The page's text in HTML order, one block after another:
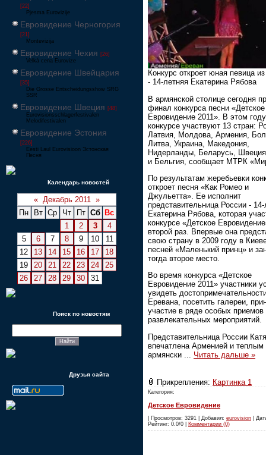
[22]
Pjesma Eurovizije
Евровидение Черногория
[21]
Montevizija
Евровидение Чехия [26]
Velká cena Eurovize
Евровидение Швейцария
[35]
Die Grosse Entscheidungsshow SRG
SSR
Евровидение Швеция [48]
Eurovisionsschlagerfestivalen
Melodifestivalen
Евровидение Эстония
[226]
Eesti Laul Eurovisioon Эстонская
Песня
Календарь новостей
« Декабрь 2011 »
Пн
Вт Ср Чт Пт Сб
Вс
1
2 3
4
5
6 7 8 9 10
11
12
13 14 15 16 17
18
19
20 21 22 23 24
25
26
27 28 29 30 31
Поиск по новостям
Друзья сайта
Конкурс откроет юная певица
- 14-летняя Екатерина Рябова
В армянской столице сегодня
финал конкурса песни «Детское
Евровидение 2011». В этом
конкурсе участвуют 13 стран:
Латвия, Молдова, Армения,
Литва, Украина, Македония,
Нидерланды, Беларусь,
и Бельгия, сообщает МТРК
По результатам жеребьевки
откроет песня «Как Ромео и
Джульетта». Ее исполнит
представительница России - 14-
Екатерина Рябова, которая
конкурсе «Детское
второй раз. Впервые она
свою страну в 2009 году в
песней «Маленький принц» и
тогда второе место.
Во время конкурса «Детское
Евровидение 2011» участники
увидеть
Еревана, посетить галереи,
участие в ряде особых приемов
развлекательных мероприятий.
Представительница России
впечатлена Арменией и теплым
армянски
Читать дальше »
Прикрепления: Картинка 1
Категория:
Детское Евровидение
| Просмотров: 3291 | Добавил: eurovision |
Рейтинг: 0.0/0 | Комментарии (0)